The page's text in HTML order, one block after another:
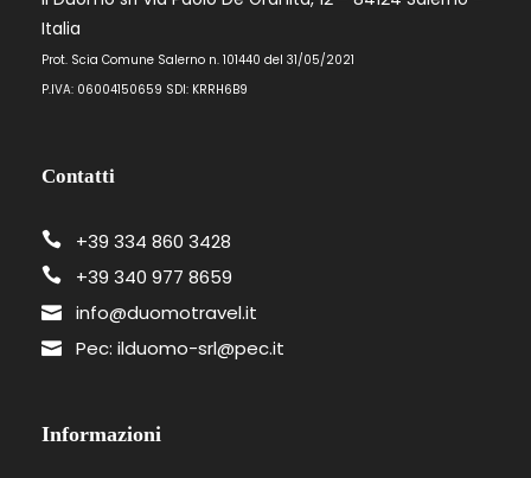
Italia
Prot. Scia Comune Salerno n. 101440 del 31/05/2021
P.IVA: 06004150659 SDI: KRRH6B9
Contatti
+39 334 860 3428
+39 340 977 8659
info@duomotravel.it
Pec: ilduomo-srl@pec.it
Informazioni